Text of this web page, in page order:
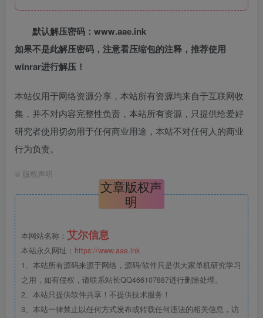
默认解压密码：www.aae.ink
如果不是此解压密码，注意看压缩包的注释，推荐使用
winrar进行解压！
本站仅用于网络资源分享，本站所有资源均来自于互联网收
集，并不对内容完整性负责，本站所有资源，只提供给爱好
研究者使用切勿用于任何商业用途，本站不对任何人的商业
行为负责。
© 版权声明
文章版权声
明
本网站名称： 艾尔信息
本站永久网址： https://www.aae.ink
1、本站所有源码来源于网络，源码/软件只是供大家单机研究学习
之用，如有侵权，请联系站长QQ466107887进行删除处理。
2、本站只提供软件共享！不提供技术服务！
3、本站一律禁止以任何方式发布或转载任何违法的相关信息，访